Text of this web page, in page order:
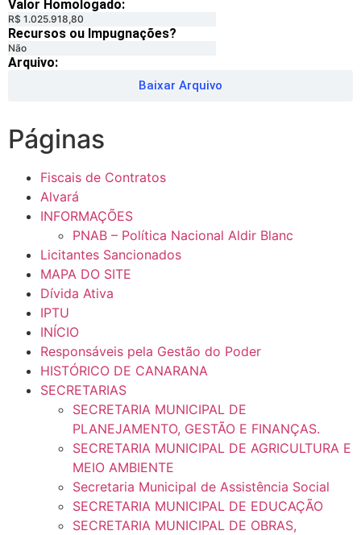
Valor Homologado: ​
R$ 1.025.918,80
Recursos ou Impugnações? ​
Não
Arquivo:
Baixar Arquivo
Páginas
Fiscais de Contratos
Alvará
INFORMAÇÕES
PNAB – Política Nacional Aldir Blanc
Licitantes Sancionados
MAPA DO SITE
Dívida Ativa
IPTU
INÍCIO
Responsáveis pela Gestão do Poder
HISTÓRICO DE CANARANA
SECRETARIAS
SECRETARIA MUNICIPAL DE
PLANEJAMENTO, GESTÃO E FINANÇAS.
SECRETARIA MUNICIPAL DE AGRICULTURA E
MEIO AMBIENTE
Secretaria Municipal de Assistência Social
SECRETARIA MUNICIPAL DE EDUCAÇÃO
SECRETARIA MUNICIPAL DE OBRAS,